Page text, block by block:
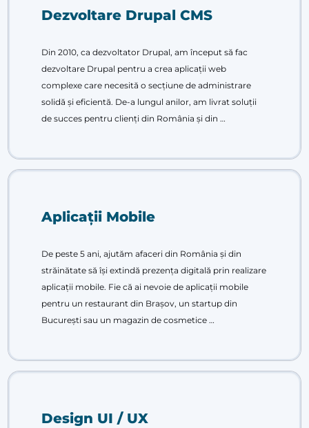
Dezvoltare Drupal CMS
Din 2010, ca dezvoltator Drupal, am început să fac
dezvoltare Drupal pentru a crea aplicații web
complexe care necesită o secțiune de administrare
solidă și eficientă. De-a lungul anilor, am livrat soluții
de succes pentru clienți din România și din …
Aplicații Mobile
De peste 5 ani, ajutăm afaceri din România și din
străinătate să își extindă prezența digitală prin realizare
aplicații mobile. Fie că ai nevoie de aplicații mobile
pentru un restaurant din Brașov, un startup din
București sau un magazin de cosmetice …
Design UI / UX